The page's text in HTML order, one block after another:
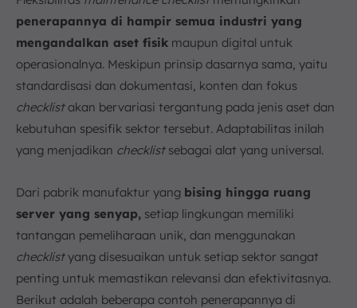
penerapannya di hampir semua industri yang
mengandalkan aset fisik maupun digital untuk
operasionalnya. Meskipun prinsip dasarnya sama, yaitu
standardisasi dan dokumentasi, konten dan fokus
checklistakan bervariasi tergantung pada jenis aset dan
kebutuhan spesifik sektor tersebut. Adaptabilitas inilah
yang menjadikan checklistsebagai alat yang universal.
Dari pabrik manufaktur yang bising hingga ruang
server yang senyap, setiap lingkungan memiliki
tantangan pemeliharaan unik, dan menggunakan
checklistyang disesuaikan untuk setiap sektor sangat
penting untuk memastikan relevansi dan efektivitasnya.
Berikut adalah beberapa contoh penerapannya di